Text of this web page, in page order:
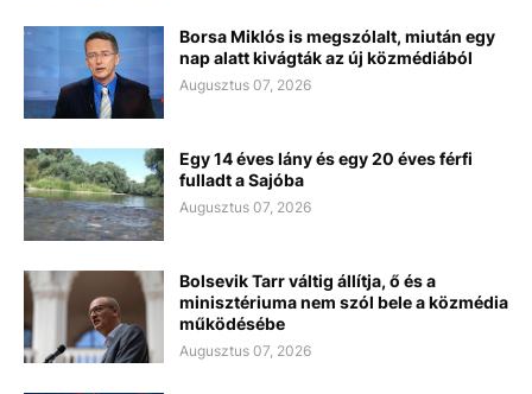
Borsa Miklós is megszólalt, miután egy
nap alatt kivágták az új közmédiából
Augusztus 07, 2026
Egy 14 éves lány és egy 20 éves férfi
fulladt a Sajóba
Augusztus 07, 2026
Bolsevik Tarr váltig állítja, ő és a
minisztériuma nem szól bele a közmédia
működésébe
Augusztus 07, 2026